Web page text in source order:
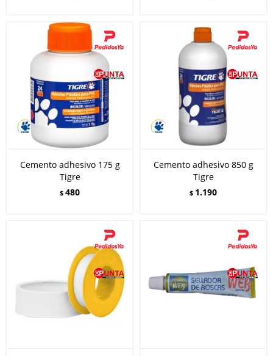
Cemento adhesivo 175 g
Tigre
$ 480
Cemento adhesivo 850 g
Tigre
$ 1.190